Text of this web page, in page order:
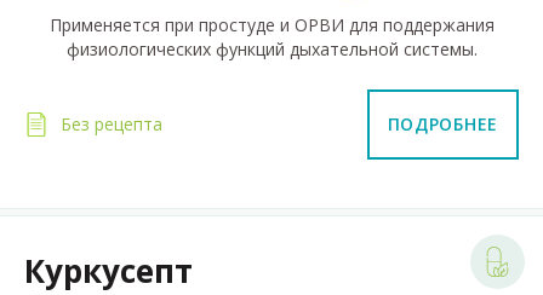
Применяется при простуде и ОРВИ для поддержания
физиологических функций дыхательной системы.
Без рецепта ПОДРОБНЕЕ
Куркусепт